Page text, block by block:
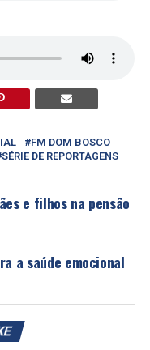
FM DOM BOSCO
SÉRIE DE REPORTAGENS
e filhos na pensão
a saúde emocional